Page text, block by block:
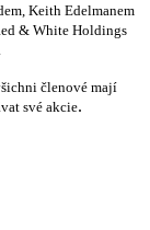
Keith Edelmanem
& White Holdings
členové mají
své akcie.